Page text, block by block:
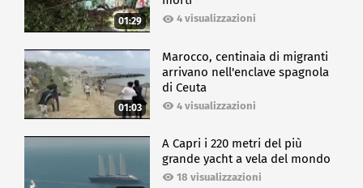
01:29 4 visualizzazioni
01:03
Marocco, centinaia di migranti
arrivano nell'enclave spagnola
di Ceuta
4 visualizzazioni
A Capri i 220 metri del più
grande yacht a vela del mondo
18 visualizzazioni